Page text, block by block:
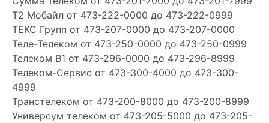
Т2 Мобайл от 473-222-0000 до 473-222-0999
ТЕКС Групп от 473-207-0000 до 473-207-0000
Теле-Телеком от 473-250-0000 до 473-250-0999
Телеком В1 от 473-296-0000 до 473-296-8999
Телеком-Сервис от 473-300-4000 до 473-300-
4999
Транстелеком от 473-200-8000 до 473-200-8999
Универсум телеком от 473-205-5000 до 473-205-